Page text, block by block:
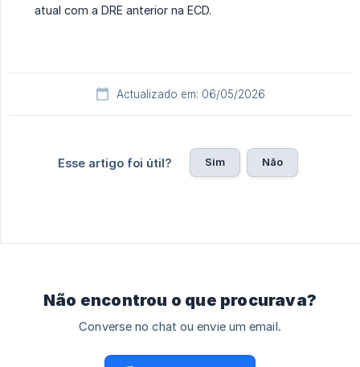
atual com a DRE anterior na ECD.
Actualizado em: 06/05/2026
Esse artigo foi útil? Sim Não
Não encontrou o que procurava?
Converse no chat ou envie um email.